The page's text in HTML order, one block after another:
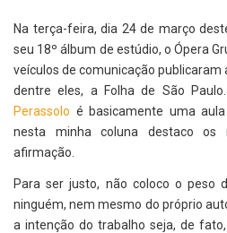
Na terça-feira, dia 24 de março
seu 18º álbum de estúdio, o Ópera
veículos de comunicação publicaram
dentre eles, a Folha de São Paulo.
Perassolo é basicamente uma
nesta minha coluna destaco os
afirmação.
Para ser justo, não coloco o peso
ninguém, nem mesmo do próprio
a intenção do trabalho seja, de